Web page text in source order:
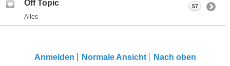
Off Topic
Alles
57
Anmelden Normale Ansicht Nach oben